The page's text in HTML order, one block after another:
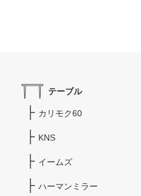
テーブル
カリモク60
KNS
イームズ
ハーマンミラー